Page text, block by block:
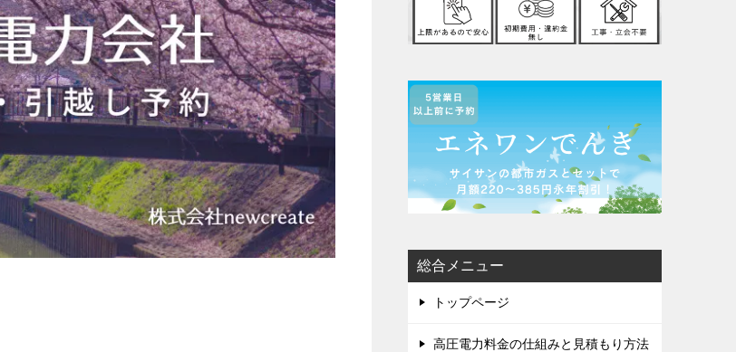
総合メニュー
トップページ
高圧電力料金の仕組みと見積もり方法